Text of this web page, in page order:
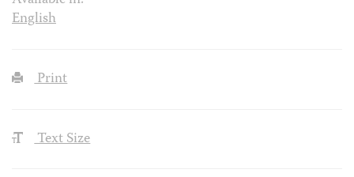
English
Print
Text Size